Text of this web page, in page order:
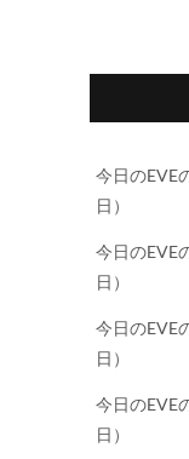
今日のEVE
日）
今日のEVE
日）
今日のEVE
日）
今日のEVE
日）